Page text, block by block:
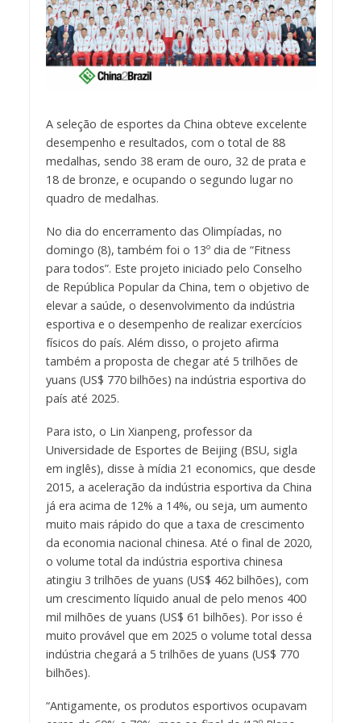
A seleção de esportes da China obteve excelente
desempenho e resultados, com o total de 88
medalhas, sendo 38 eram de ouro, 32 de prata e
18 de bronze, e ocupando o segundo lugar no
quadro de medalhas.
No dia do encerramento das Olimpíadas, no
domingo (8), também foi o 13º dia de “Fitness
para todos”. Este projeto iniciado pelo Conselho
de República Popular da China, tem o objetivo de
elevar a saúde, o desenvolvimento da indústria
esportiva e o desempenho de realizar exercícios
físicos do país. Além disso, o projeto afirma
também a proposta de chegar até 5 trilhões de
yuans (US$ 770 bilhões) na indústria esportiva do
país até 2025.
Para isto, o Lin Xianpeng, professor da
Universidade de Esportes de Beijing (BSU, sigla
em inglês), disse à mídia 21 economics, que desde
2015, a aceleração da indústria esportiva da China
já era acima de 12% a 14%, ou seja, um aumento
muito mais rápido do que a taxa de crescimento
da economia nacional chinesa. Até o final de 2020,
o volume total da indústria esportiva chinesa
atingiu 3 trilhões de yuans (US$ 462 bilhões), com
um crescimento líquido anual de pelo menos 400
mil milhões de yuans (US$ 61 bilhões). Por isso é
muito provável que em 2025 o volume total dessa
indústria chegará a 5 trilhões de yuans (US$ 770
bilhões).
“Antigamente, os produtos esportivos ocupavam